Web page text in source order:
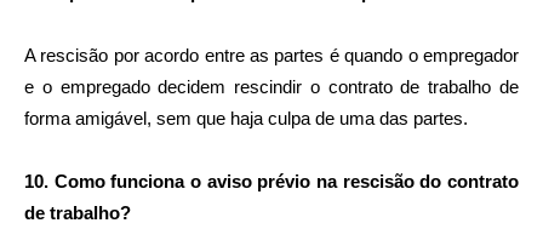
A rescisão por acordo entre as partes é quando o empregador
e o empregado decidem rescindir o contrato de trabalho de
forma amigável, sem que haja culpa de uma das partes.
10. Como funciona o aviso prévio na rescisão do contrato
de trabalho?